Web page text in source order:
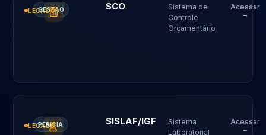
LEGADO
GESTAO SCO
Sistema de
Controle
Orçamentário
Acessar
→
LEGADO
PERICIA SISLAF/IGF
Sistema
Laboratorial
Acessar
→